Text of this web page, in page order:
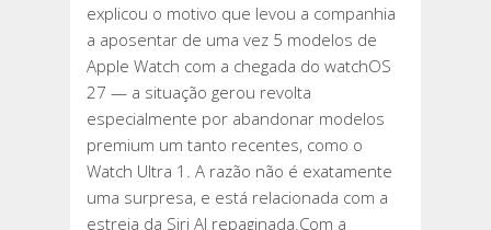
explicou o motivo que levou a companhia
a aposentar de uma vez 5 modelos de
Apple Watch com a chegada do watchOS
27 — a situação gerou revolta
especialmente por abandonar modelos
premium um tanto recentes, como o
Watch Ultra 1. A razão não é exatamente
uma surpresa, e está relacionada com a
estreia da Siri AI repaginada.Com a